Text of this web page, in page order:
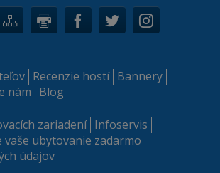
Recenzie hostí Bannery
nám Blog
zariadení Infoservis
ubytovanie zadarmo
údajov